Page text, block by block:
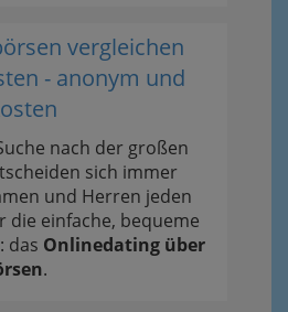
vergleichen
- anonym und
nach der großen
sich immer
und Herren jeden
die einfache, bequeme
das Onlinedating über
.